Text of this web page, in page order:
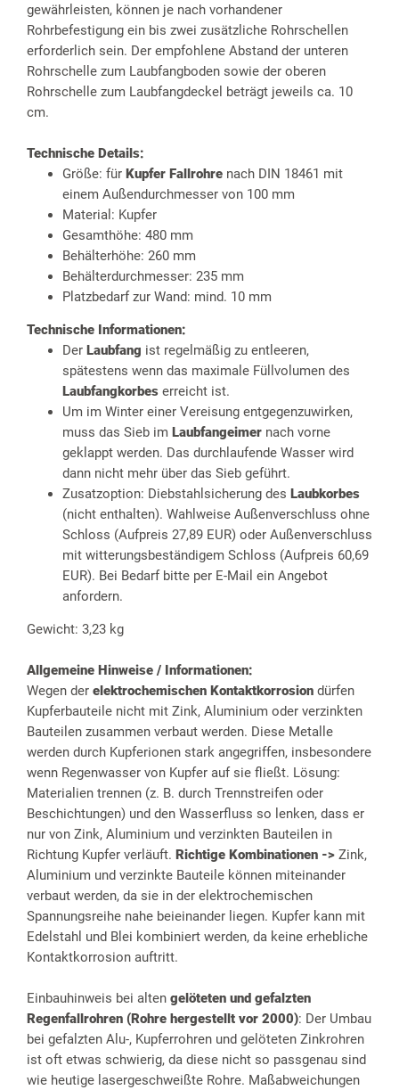
gewährleisten, können je nach vorhandener
Rohrbefestigung ein bis zwei zusätzliche Rohrschellen
erforderlich sein. Der empfohlene Abstand der unteren
Rohrschelle zum Laubfangboden sowie der oberen
Rohrschelle zum Laubfangdeckel beträgt jeweils ca. 10
cm.
Technische Details:
Größe: für Kupfer Fallrohre nach DIN 18461 mit
einem Außendurchmesser von 100 mm
Material: Kupfer
Gesamthöhe: 480 mm
Behälterhöhe: 260 mm
Behälterdurchmesser: 235 mm
Platzbedarf zur Wand: mind. 10 mm
Technische Informationen:
Der Laubfang ist regelmäßig zu entleeren,
spätestens wenn das maximale Füllvolumen des
Laubfangkorbes erreicht ist.
Um im Winter einer Vereisung entgegenzuwirken,
muss das Sieb im Laubfangeimer nach vorne
geklappt werden. Das durchlaufende Wasser wird
dann nicht mehr über das Sieb geführt.
Zusatzoption: Diebstahlsicherung des Laubkorbes
(nicht enthalten). Wahlweise Außenverschluss ohne
Schloss (Aufpreis 27,89 EUR) oder Außenverschluss
mit witterungsbeständigem Schloss (Aufpreis 60,69
EUR). Bei Bedarf bitte per E-Mail ein Angebot
anfordern.
Gewicht: 3,23 kg
Allgemeine Hinweise / Informationen:
Wegen der elektrochemischen Kontaktkorrosion dürfen
Kupferbauteile nicht mit Zink, Aluminium oder verzinkten
Bauteilen zusammen verbaut werden. Diese Metalle
werden durch Kupferionen stark angegriffen, insbesondere
wenn Regenwasser von Kupfer auf sie fließt. Lösung:
Materialien trennen (z. B. durch Trennstreifen oder
Beschichtungen) und den Wasserfluss so lenken, dass er
nur von Zink, Aluminium und verzinkten Bauteilen in
Richtung Kupfer verläuft. Richtige Kombinationen -> Zink,
Aluminium und verzinkte Bauteile können miteinander
verbaut werden, da sie in der elektrochemischen
Spannungsreihe nahe beieinander liegen. Kupfer kann mit
Edelstahl und Blei kombiniert werden, da keine erhebliche
Kontaktkorrosion auftritt.
Einbauhinweis bei alten gelöteten und gefalzten
Regenfallrohren (Rohre hergestellt vor 2000): Der Umbau
bei gefalzten Alu-, Kupferrohren und gelöteten Zinkrohren
ist oft etwas schwierig, da diese nicht so passgenau sind
wie heutige lasergeschweißte Rohre. Maßabweichungen